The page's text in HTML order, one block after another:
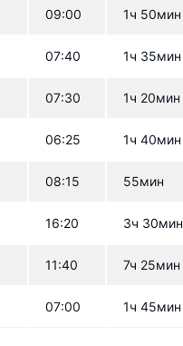
09:00 1ч 50мин
07:40 1ч 35мин
07:30 1ч 20мин
06:25 1ч 40мин
08:15 55мин
16:20 3ч 30мин
11:40 7ч 25мин
07:00 1ч 45мин